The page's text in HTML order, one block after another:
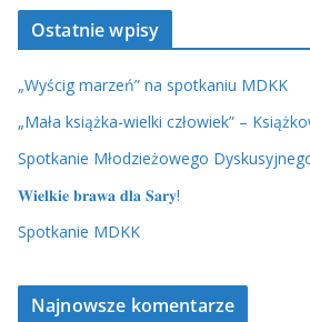
Ostatnie wpisy
„Wyścig marzeń” na spotkaniu MDKK
„Mała książka-wielki człowiek” –
Spotkanie Młodzieżowego
𝐖𝐢𝐞𝐥𝐤𝐢𝐞 𝐛𝐫𝐚𝐰𝐚 𝐝𝐥𝐚 𝐒𝐚𝐫𝐲!
Spotkanie MDKK
Najnowsze komentarze